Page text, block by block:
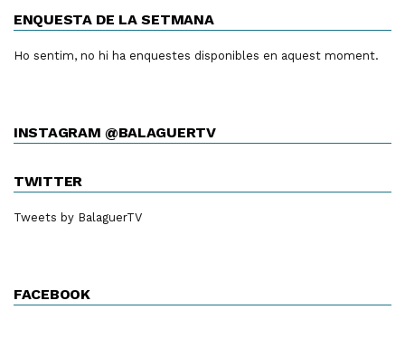
ENQUESTA DE LA SETMANA
Ho sentim, no hi ha enquestes disponibles en aquest moment.
INSTAGRAM @BALAGUERTV
TWITTER
Tweets by BalaguerTV
FACEBOOK